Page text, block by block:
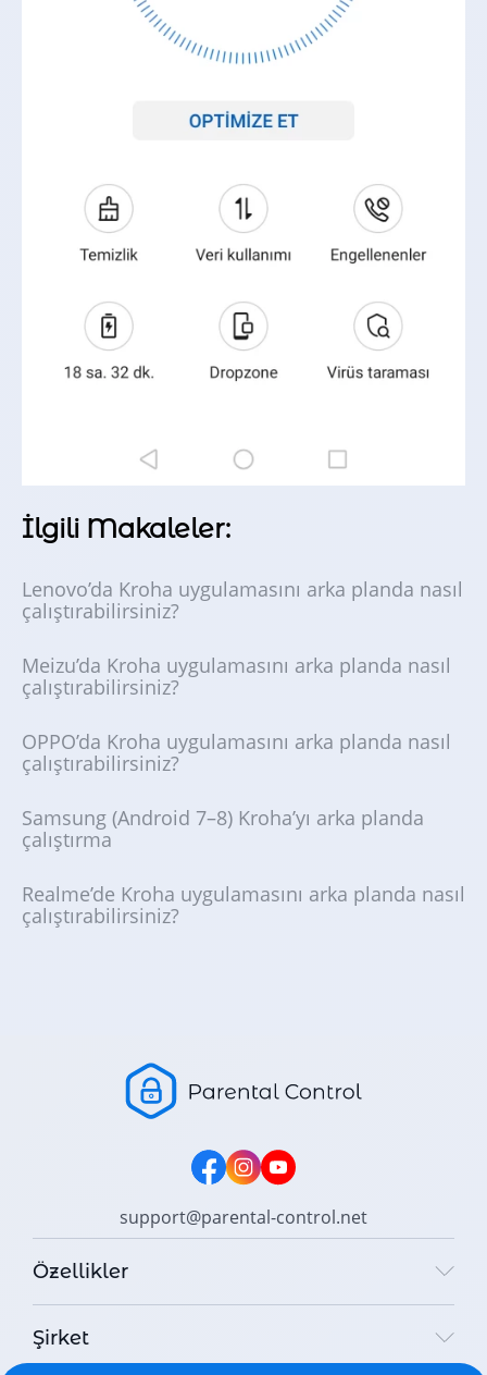
İlgili Makaleler:
Lenovo’da Kroha uygulamasını arka planda nasıl
çalıştırabilirsiniz?
Meizu’da Kroha uygulamasını arka planda nasıl
çalıştırabilirsiniz?
OPPO’da Kroha uygulamasını arka planda nasıl
çalıştırabilirsiniz?
Samsung (Android 7–8) Kroha’yı arka planda
çalıştırma
Realme’de Kroha uygulamasını arka planda nasıl
çalıştırabilirsiniz?
support@parental-control.net
Özellikler
Şirket